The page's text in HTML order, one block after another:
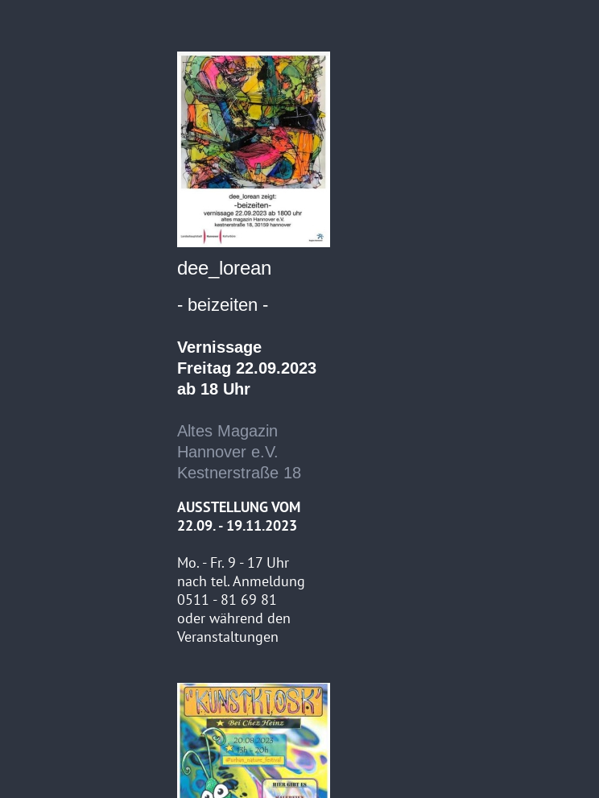
dee_lorean
- beizeiten -
Vernissage
Freitag 22.09.2023
ab 18 Uhr
Altes Magazin
Hannover e.V.
Kestnerstraße 18
AUSSTELLUNG VOM
22.09. - 19.11.2023
Mo. - Fr. 9 - 17 Uhr
nach tel. Anmeldung
0511 - 81 69 81
oder während den
Veranstaltungen